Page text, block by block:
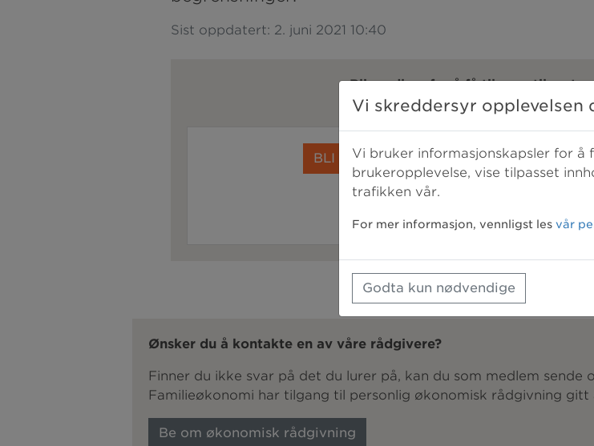
Sist oppdatert: 2. juni 2021 10:40
Bli medlem for å få tilgang til
+alle våre
BLI MEDLEM
Ønsker du å kontakte en av våre rådgivere?
Finner du ikke svar på det du lurer på, kan du som medlem sende
Familieøkonomi har tilgang til personlig økonomisk rådgivning
Be om økonomisk rådgivning
Vi skreddersyr opplevelsen
Vi bruker informasjonskapsler for å
brukeropplevelse, vise tilpasset
trafikken vår.
For mer informasjon, vennligst les vår
Godta kun nødvendige